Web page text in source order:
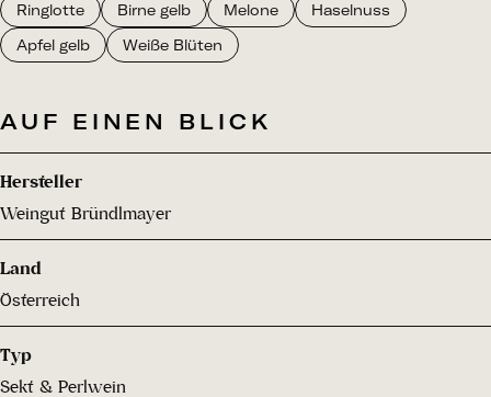
Ringlotte
Birne gelb Melone
Haselnuss
Apfel gelb
Weiße Blüten
AUF EINEN BLICK
Hersteller
Weingut Bründlmayer
Land
Österreich
Typ
Sekt & Perlwein